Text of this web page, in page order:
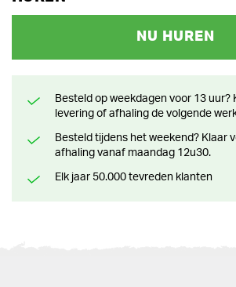
NU HUREN
Besteld op weekdagen voor 13 uur? Klaar voor
levering of afhaling de volgende
Besteld tijdens het weekend? Klaar voor levering of
afhaling vanaf maandag 12u30.
Elk jaar 50.000 tevreden klanten